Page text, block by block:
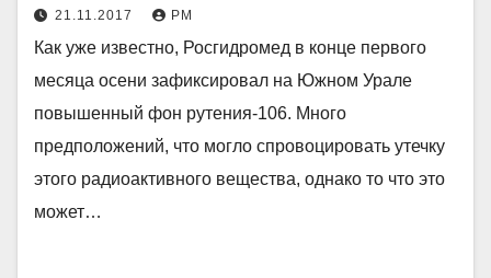
21.11.2017 РМ
Как уже известно, Росгидромед в конце первого
месяца осени зафиксировал на Южном Урале
повышенный фон рутения-106. Много
предположений, что могло спровоцировать утечку
этого радиоактивного вещества, однако то что это
может…